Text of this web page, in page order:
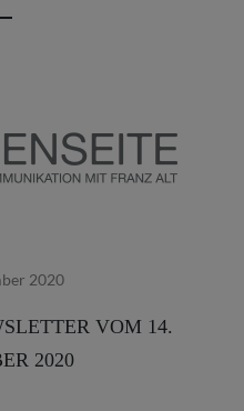
2020
VOM 14.
2020